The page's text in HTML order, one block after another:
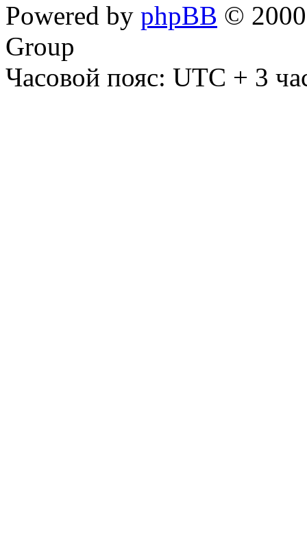
Powered by phpBB ©
Group
Часовой пояс: UTC + 3